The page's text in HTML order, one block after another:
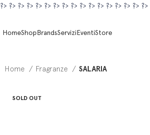
?> ?> ?> ?> ?> ?> ?> ?> ?> ?> ?> ?> ?> ?> ?> ?> ?>
HomeShopBrandsServiziEventiStore
Home Fragranze SALARIA
SOLD OUT